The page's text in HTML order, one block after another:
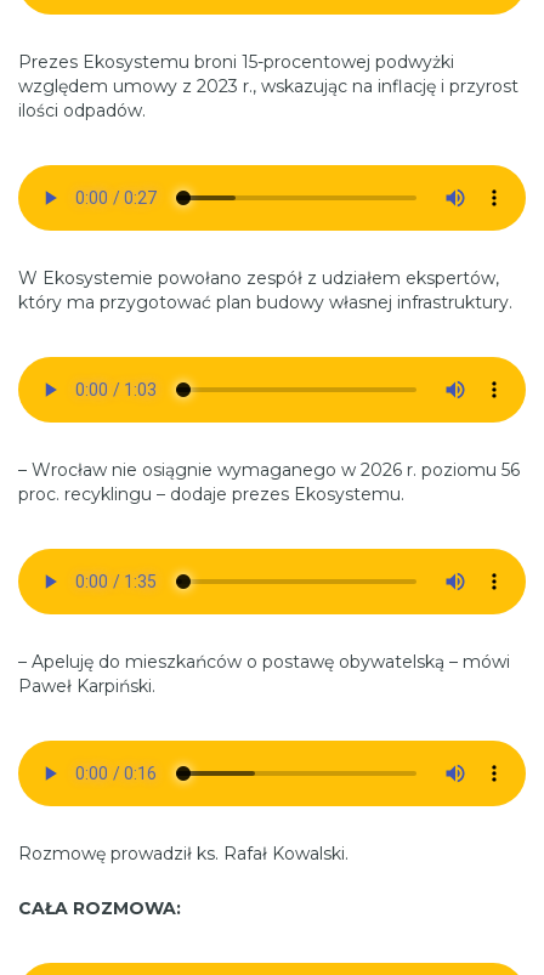
Prezes Ekosystemu broni 15-procentowej podwyżki
względem umowy z 2023 r., wskazując na inflację i przyrost
ilości odpadów.
W Ekosystemie powołano zespół z udziałem ekspertów,
który ma przygotować plan budowy własnej infrastruktury.
– Wrocław nie osiągnie wymaganego w 2026 r. poziomu 56
proc. recyklingu – dodaje prezes Ekosystemu.
– Apeluję do mieszkańców o postawę obywatelską – mówi
Paweł Karpiński.
Rozmowę prowadził ks. Rafał Kowalski.
CAŁA ROZMOWA: